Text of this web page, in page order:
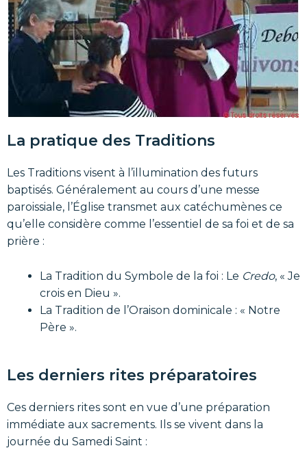
La pratique des Traditions
Les Traditions visent à l’illumination des futurs
baptisés. Généralement au cours d’une messe
paroissiale, l’Église transmet aux catéchumènes ce
qu’elle considère comme l’essentiel de sa foi et de sa
prière :
La Tradition du Symbole de la foi : Le Credo, « Je
crois en Dieu ».
La Tradition de l’Oraison dominicale : « Notre
Père ».
Les derniers rites préparatoires
Ces derniers rites sont en vue d’une préparation
immédiate aux sacrements. Ils se vivent dans la
journée du Samedi Saint :